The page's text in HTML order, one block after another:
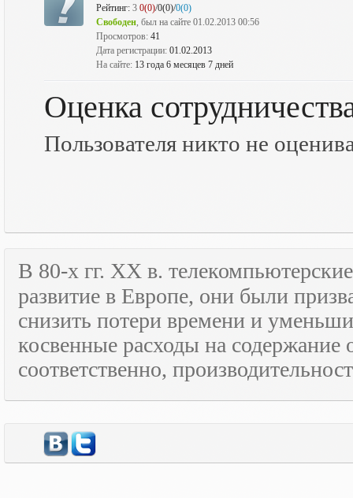
Рейтинг: 3 0(0)/0(0)/0(0)
Свободен, был на сайте 01.02.2013 00:56
Просмотров: 41
Дата регистрации: 01.02.2013
На сайте: 13 года 6 месяцев 7 дней
Оценка
Пользователя никто не
В 80-х гг. XX в.
развитие в Европе, они были
снизить потери времени и
косвенные расходы на
соответственно,